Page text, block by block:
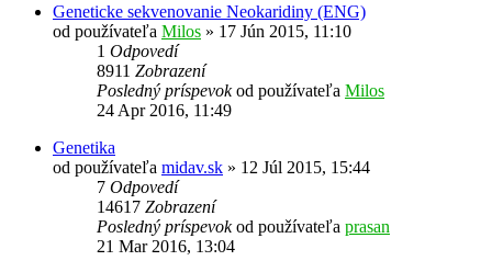
Geneticke sekvenovanie Neokaridiny (ENG)
od používateľa Milos » 17 Jún 2015, 11:10
1 Odpovedí
8911 Zobrazení
Posledný príspevokod používateľa Milos
24 Apr 2016, 11:49
Genetika
od používateľa midav.sk » 12 Júl 2015, 15:44
7 Odpovedí
14617 Zobrazení
Posledný príspevokod používateľa prasan
21 Mar 2016, 13:04